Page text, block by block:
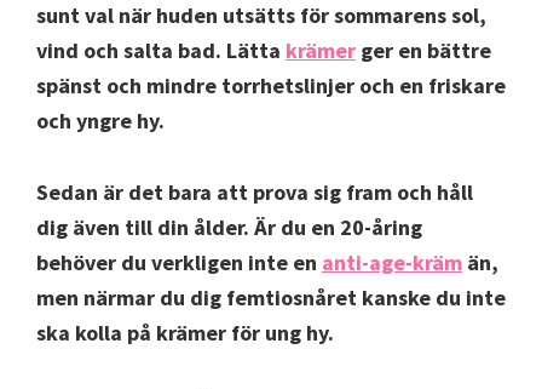
sunt val när huden utsätts för sommarens sol,
vind och salta bad. Lätta krämer ger en bättre
spänst och mindre torrhetslinjer och en friskare
och yngre hy.
Sedan är det bara att prova sig fram och håll
dig även till din ålder. Är du en 20-åring
behöver du verkligen inte en anti-age-kräm än,
men närmar du dig femtiosnåret kanske du inte
ska kolla på krämer för ung hy.